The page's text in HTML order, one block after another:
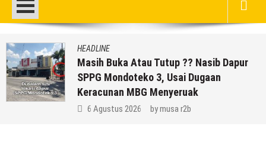
HEADLINE
Masih Buka Atau Tutup ?? Nasib Dapur
SPPG Mondoteko 3, Usai Dugaan
Keracunan MBG Menyeruak
6 Agustus 2026 bymusa r2b